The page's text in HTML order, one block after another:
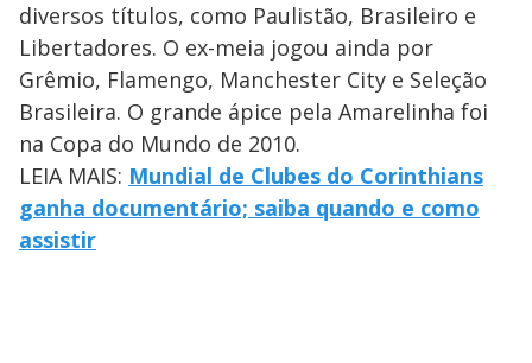
diversos títulos, como Paulistão, Brasileiro e
Libertadores. O ex-meia jogou ainda por
Grêmio, Flamengo, Manchester City e Seleção
Brasileira. O grande ápice pela Amarelinha foi
na Copa do Mundo de 2010.
LEIA MAIS: Mundial de Clubes do Corinthians
ganha documentário; saiba quando e como
assistir